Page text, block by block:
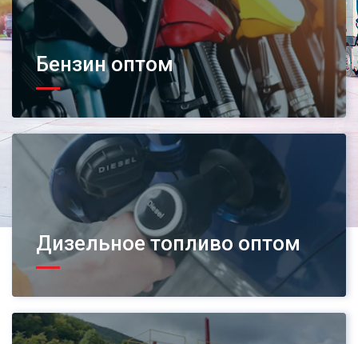
Бензин оптом
Дизельное топливо оптом